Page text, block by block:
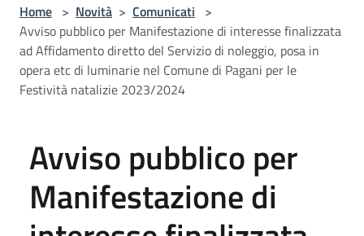
Home > Novità > Comunicati >
Avviso pubblico per Manifestazione di interesse finalizzata
ad Affidamento diretto del Servizio di noleggio, posa in
opera etc di luminarie nel Comune di Pagani per le
Festività natalizie 2023/2024
Avviso pubblico per
Manifestazione di